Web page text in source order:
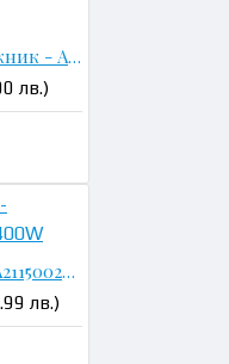
Бутон ел. багажник - A2118219451
лв.)
Вентилатор - A2115002193 400W
лв.)